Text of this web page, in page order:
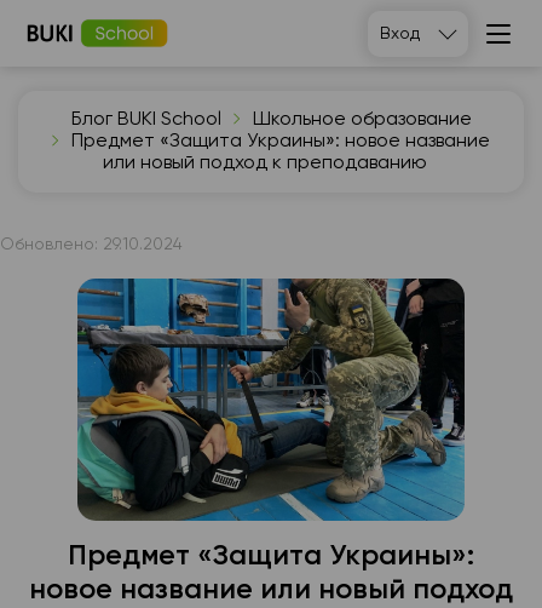
Вход
Блог BUKI School
Школьное образование
Предмет «Защита Украины»: новое название
или новый подход к преподаванию
Обновлено: 29.10.2024
Предмет «Защита Украины»:
новое название или новый подход